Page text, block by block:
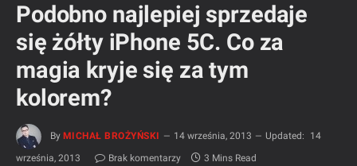
Podobno najlepiej sprzedaje
się żółty iPhone 5C. Co za
magia kryje się za tym
kolorem?
By MICHAŁ BROŻYŃSKI 14 września, 2013 Updated:
14
września, 2013
Brak komentarzy 3 Mins Read